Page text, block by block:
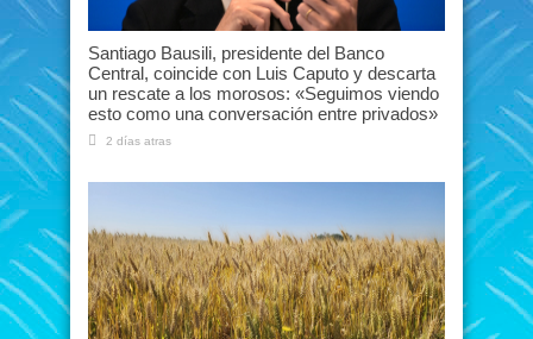
Santiago Bausili, presidente del Banco
Central, coincide con Luis Caputo y descarta
un rescate a los morosos: «Seguimos viendo
esto como una conversación entre privados»
2 días atras